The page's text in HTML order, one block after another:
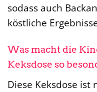
sodass auch
köstliche
Was macht die
Keksdose so
Diese Keksdose